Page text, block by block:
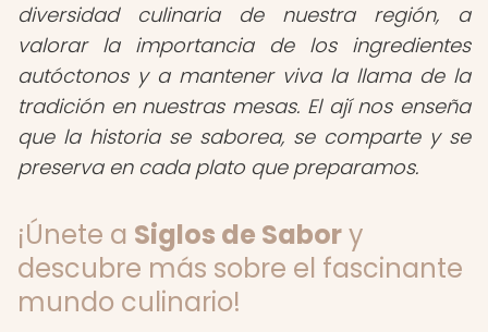
diversidad culinaria de nuestra región, a
valorar la importancia de los ingredientes
autóctonos y a mantener viva la llama de la
tradición en nuestras mesas. El ají nos enseña
que la historia se saborea, se comparte y se
preserva en cada plato que preparamos.
¡Únete a Siglos de Sabory
descubre más sobre el fascinante
mundo culinario!